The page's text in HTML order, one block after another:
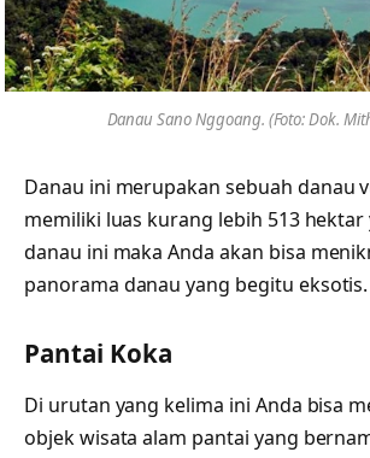
Danau Sano Nggoang. (Foto: Dok.
Danau ini merupakan sebuah danau
memiliki luas kurang lebih 513 hektar
danau ini maka Anda akan bisa
panorama danau yang begitu eksotis.
Pantai Koka
Di urutan yang kelima ini Anda bisa
objek wisata alam pantai yang